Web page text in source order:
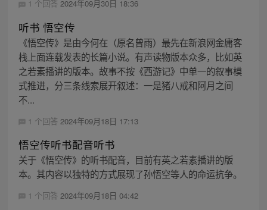
1 个回答 2024年09月30日 18:36
听书 悟空传
《悟空传》是由今何在（原名曾雨）最先在新浪网金庸客
栈上面连载发表的长篇小说。有声读物版本众多，比如英
之若素播讲的版本。故事不按《西游记》中单一的叙事模
式推进，分三条线索展开叙述：一是猪八戒和阿月之间
不...
1 个回答 2024年09月18日 17:13
悟空传听书配音听书
关于《悟空传》的听书配音，目前有英之若素播讲的版
本。其内容以独特的方式展现了孙悟空等人的命运抗争。
1 个回答 2024年09月18日 04:42